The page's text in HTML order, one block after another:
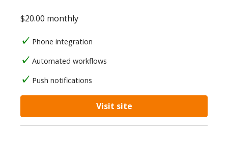
$20.00 monthly
Phone integration
Automated workflows
Push notifications
Visit site